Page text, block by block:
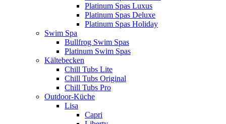
Platinum Spas Luxus
Platinum Spas Deluxe
Platinum Spas Holiday
Swim Spa
Bullfrog Swim Spas
Platinum Swim Spas
Kältebecken
Chill Tubs Lite
Chill Tubs Original
Chill Tubs Pro
Outdoor-Küche
Lisa
Capri